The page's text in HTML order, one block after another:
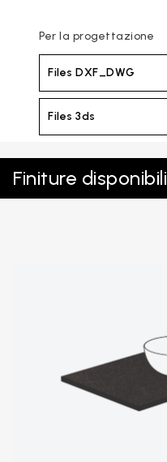
Per la progettazione
Files DXF_DWG
Files 3ds
Finiture disponibili